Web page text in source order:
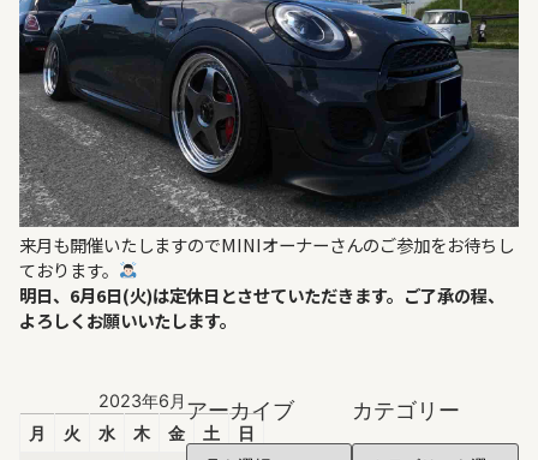
来月も開催いたしますのでMINIオーナーさんのご参加をお待ちし
ております。
明日、6月6日(火)は定休日とさせていただきます。ご了承の程、
よろしくお願いいたします。
2023年6月
月
火 水 木 金 土
日
アーカイブ カテゴリー